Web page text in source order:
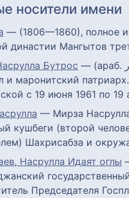
носители имени
— (1806—1860), полное
династии Мангытов
Бутрос — (араб. نصر الله بطرس صفير‎; 15 мая 1920, Рейфун, Ливан — 12 мая 2019, Бейрут, Ливан) — ливанский
и маронитский
с 19 июня 1961 по 19
— Мирза
кушбеги (второй
Шахрисабза и
Насрулла Идаят оглы
Председателя